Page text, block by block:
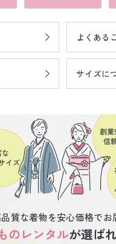
よくある
サイズに
質な着物を安心価格でお
のレンタルが選ば